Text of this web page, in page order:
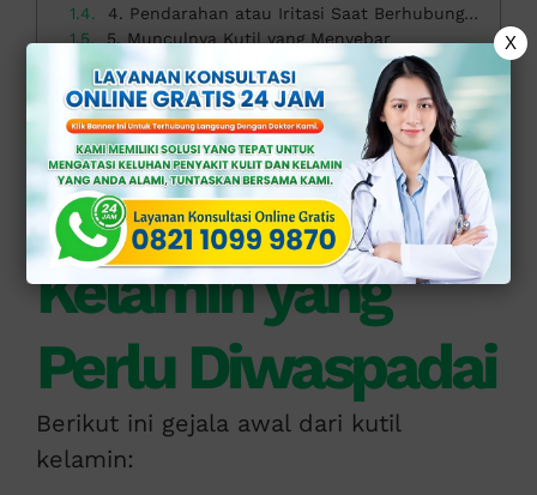
4. Pendarahan atau Iritasi Saat Berhubungan Seksual
5. Munculnya Kutil yang Menyebar
Mengapa Harus Segera Diobati?
Pengobatan Kutil Kelamin di Klinik Apollo Jakarta
Solusi Tepat Atasi Gejala Awal Kutil Kelamin di Klinik Apollo
Gejala Awal Kutil
Kelamin yang
Perlu Diwaspadai
Berikut ini gejala awal dari kutil
kelamin:
X